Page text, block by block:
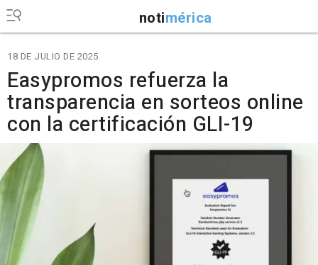
notimérica
18 DE JULIO DE 2025
Easypromos refuerza la
transparencia en sorteos online
con la certificación GLI-19